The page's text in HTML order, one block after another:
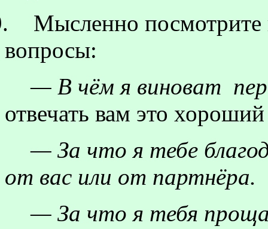
Мысленно посмотрите
вопросы:
— В чём я виноват
отвечать вам это хороший
— За что я тебе
от вас или от партнёра.
— За что я тебя